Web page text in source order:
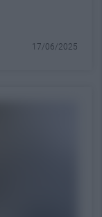
17/06/2025